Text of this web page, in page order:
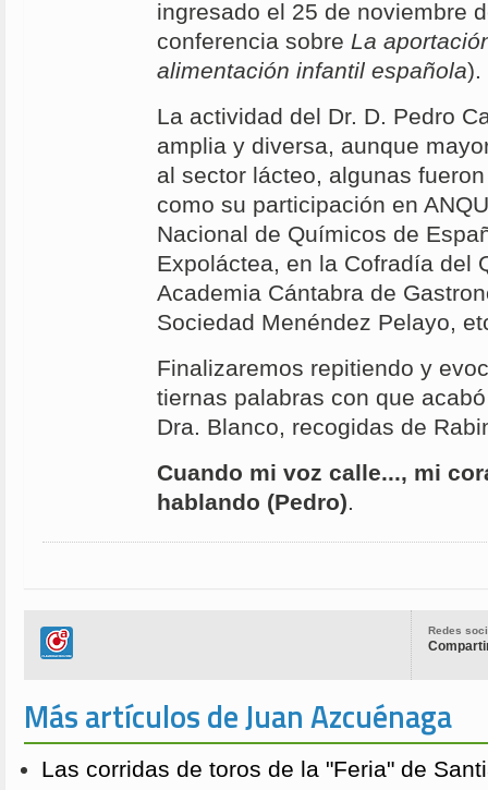
ingresado el 25 de noviembre
conferencia sobre La
alimentación infantil española).
La actividad del Dr. D. Pedro
amplia y diversa, aunque
al sector lácteo, algunas
como su participación en
Nacional de Químicos de
Expoláctea, en la Cofradía del
Academia Cántabra de
Sociedad Menéndez Pelayo,
Finalizaremos repitiendo y
tiernas palabras con que
Dra. Blanco, recogidas de
Cuando mi voz calle..., mi
hablando (Pedro).
Redes
Más artículos de Juan Azcuénaga
Las corridas de toros de la "Feria" de